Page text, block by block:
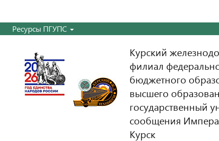
Ресурсы ПГУПС
Курский
филиал
бюджетного
высшего
государственный
сообщения
Курск